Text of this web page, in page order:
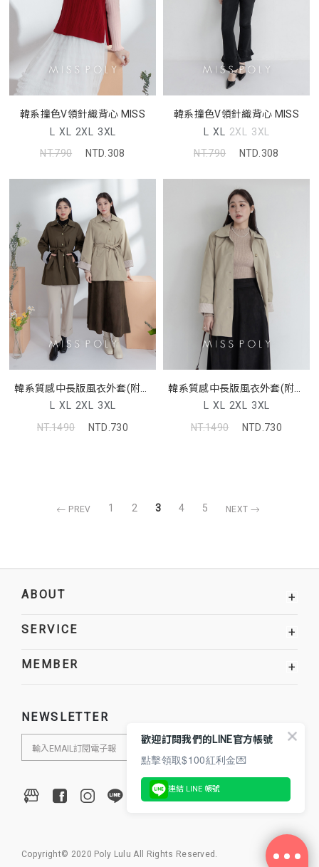
韓系撞色V領針織背心 MISS
L XL 2XL 3XL
NT.790
NTD.308
韓系撞色V領針織背心 MISS
L XL 2XL 3XL
NT.790
NTD.308
韓系質感中長版風衣外套(附綁
帶) MISS
L XL 2XL 3XL
NT.1490
NTD.730
韓系質感中長版風衣外套(附綁
帶) MISS
L XL 2XL 3XL
NT.1490
NTD.730
PREV 1 2 3 4 5 NEXT
ABOUT +
SERVICE +
MEMBER +
NEWSLETTER
Copyright© 2020 Poly Lulu All Rights Reserved.
歡迎訂閱我們的LINE官方帳號
點擊領取$100紅利金💌
連結 LINE 帳號